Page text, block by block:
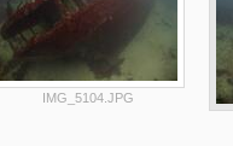
IMG_5104.JPG